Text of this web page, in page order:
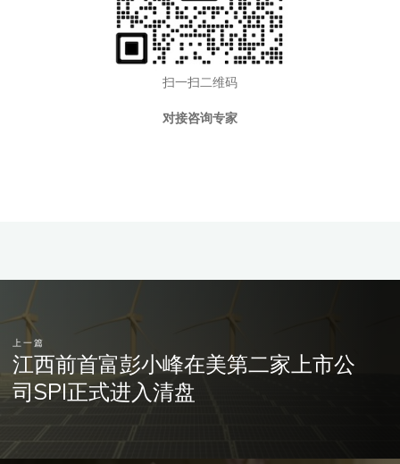
扫一扫二维码
对接咨询专家
上一篇
江西前首富彭小峰在美第二家上市公
司SPI正式进入清盘